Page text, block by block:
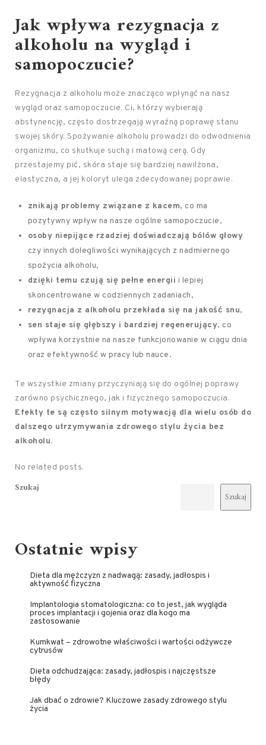
Jak wpływa rezygnacja z
alkoholu na wygląd i
samopoczucie?
Rezygnacja z alkoholu może znacząco wpłynąć na nasz
wygląd oraz samopoczucie. Ci, którzy wybierają
abstynencję, często dostrzegają wyraźną poprawę stanu
swojej skóry. Spożywanie alkoholu prowadzi do odwodnienia
organizmu, co skutkuje suchą i matową cerą. Gdy
przestajemy pić, skóra staje się bardziej nawilżona,
elastyczna, a jej koloryt ulega zdecydowanej poprawie.
znikają problemy związane z kacem, co ma
pozytywny wpływ na nasze ogólne samopoczucie,
osoby niepijące rzadziej doświadczają bólów głowy
czy innych dolegliwości wynikających z nadmiernego
spożycia alkoholu,
dzięki temu czują się pełne energii i lepiej
skoncentrowane w codziennych zadaniach,
rezygnacja z alkoholu przekłada się na jakość snu,
sen staje się głębszy i bardziej regenerujący, co
wpływa korzystnie na nasze funkcjonowanie w ciągu dnia
oraz efektywność w pracy lub nauce.
Te wszystkie zmiany przyczyniają się do ogólnej poprawy
zarówno psychicznego, jak i fizycznego samopoczucia.
Efekty te są często silnym motywacją dla wielu osób do
dalszego utrzymywania zdrowego stylu życia bez
alkoholu.
No related posts.
Szukaj
Szukaj
Ostatnie wpisy
Dieta dla mężczyzn z nadwagą: zasady, jadłospis i
aktywność fizyczna
Implantologia stomatologiczna: co to jest, jak wygląda
proces implantacji i gojenia oraz dla kogo ma
zastosowanie
Kumkwat – zdrowotne właściwości i wartości odżywcze
cytrusów
Dieta odchudzająca: zasady, jadłospis i najczęstsze
błędy
Jak dbać o zdrowie? Kluczowe zasady zdrowego stylu
życia